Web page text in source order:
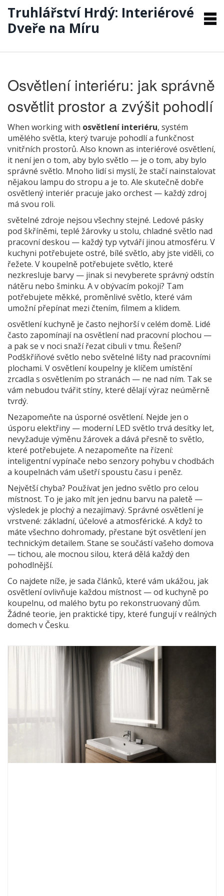
Truhlářství Hrdý: Interiérové
Dveře na Míru
Osvětlení interiéru: jak správně
osvětlit prostor a zvýšit pohodlí
When working with osvětlení interiéru, systém
umělého světla, který tvaruje pohodlí a funkčnost
vnitřních prostorů. Also known as interiérové osvětlení,
it není jen o tom, aby bylo světlo — je o tom, aby bylo
správné světlo. Mnoho lidí si myslí, že stačí nainstalovat
nějakou lampu do stropu a je to. Ale skutečně dobře
osvětlený interiér pracuje jako orchest — každý zdroj
má svou roli.
světelné zdroje nejsou všechny stejné. Ledové pásky
pod škříněmi, teplé žárovky u stolu, chladné světlo nad
pracovní deskou — každý typ vytváří jinou atmosféru. V
kuchyni potřebujete ostré, bílé světlo, aby jste viděli, co
řežete. V koupelně potřebujete světlo, které
nezkresluje barvy — jinak si nevyberete správný odstín
nátěru nebo šminku. A v obývacím pokoji? Tam
potřebujete měkké, proměnlivé světlo, které vám
umožní přepínat mezi čtením, filmem a klidem.
osvětlení kuchyně je často nejhorší v celém domě. Lidé
často zapomínají na osvětlení nad pracovní plochou —
a pak se v noci snaží řezat cibuli v tmu. Řešení?
Podškříňové světlo nebo světelné lišty nad pracovními
plochami. Vosvětlení koupelny je klíčem umístění
zrcadla s osvětlením po stranách — ne nad ním. Tak se
vám nebudou tvářit stíny, které dělají výraz neúměrně
tvrdý.
Nezapomeňte na úsporné osvětlení. Nejde jen o
úsporu elektřiny — moderní LED světlo trvá desítky let,
nevyžaduje výměnu žárovek a dává přesně to světlo,
které potřebujete. A nezapomeňte na řízení:
inteligentní vypínače nebo senzory pohybu v chodbách
a koupelnách vám ušetří spoustu času i peněz.
Největší chyba? Používat jen jedno světlo pro celou
místnost. To je jako mít jen jednu barvu na paletě —
výsledek je plochý a nezajímavý. Správné osvětlení je
vrstvené: základní, účelové a atmosférické. A když to
máte všechno dohromady, přestane být osvětlení jen
technickým detailem. Stane se součástí vašeho domova
— tichou, ale mocnou silou, která dělá každý den
pohodlnější.
Co najdete níže, je sada článků, které vám ukážou, jak
osvětlení ovlivňuje každou místnost — od kuchyně po
koupelnu, od malého bytu po rekonstruovaný dům.
Žádné teorie, jen praktické tipy, které fungují v reálných
domech v Česku.